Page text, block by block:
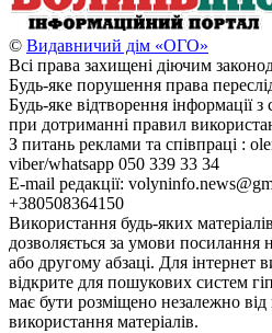
© Видавничий дім «ОГО»
Всі права захищені діючим
Будь-яке порушення права
Будь-яке відтворення інформації
при дотриманні правил
З питань реклами та співпраці :
viber/whatsapp 050 339 33 34
E-mail редакції:
+380508364150
Використання будь-яких
дозволяється за умови
або другому абзаці. Для інтернет
відкрите для пошукових систем
має бути розміщено незалежно
використання матеріалів.